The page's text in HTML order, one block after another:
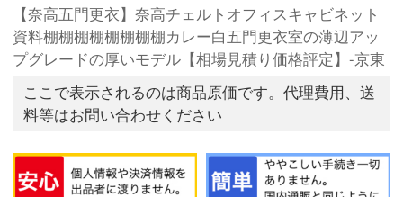
【奈高五門更衣】奈高チェルトオフィスキャビネット
資料棚棚棚棚棚棚棚棚カレー白五門更衣室の薄辺アッ
プグレードの厚いモデル【相場見積り価格評定】-京東
ここで表示されるのは商品原価です。代理費用、送
料等はお問い合わせください